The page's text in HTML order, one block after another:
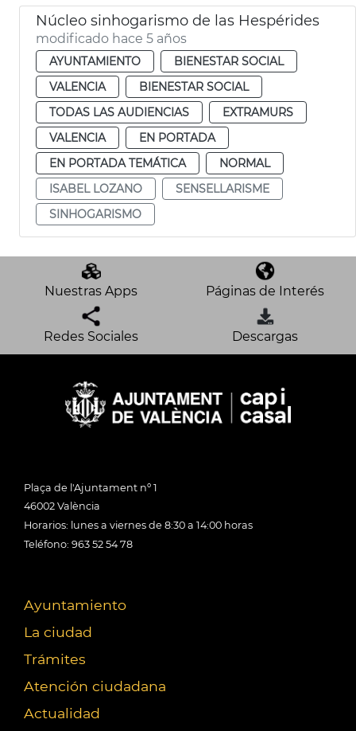
Núcleo sinhogarismo de las Hespérides
modificado hace 5 años
AYUNTAMIENTO
BIENESTAR SOCIAL
VALENCIA
BIENESTAR SOCIAL
TODAS LAS AUDIENCIAS
EXTRAMURS
VALENCIA
EN PORTADA
EN PORTADA TEMÁTICA
NORMAL
ISABEL LOZANO
SENSELLARISME
SINHOGARISMO
Nuestras Apps Páginas de Interés
Redes Sociales Descargas
Plaça de l'Ajuntament nº 1
46002 València
Horarios: lunes a viernes de 8:30 a 14:00 horas
Teléfono: 963 52 54 78
Ayuntamiento
La ciudad
Trámites
Atención ciudadana
Actualidad